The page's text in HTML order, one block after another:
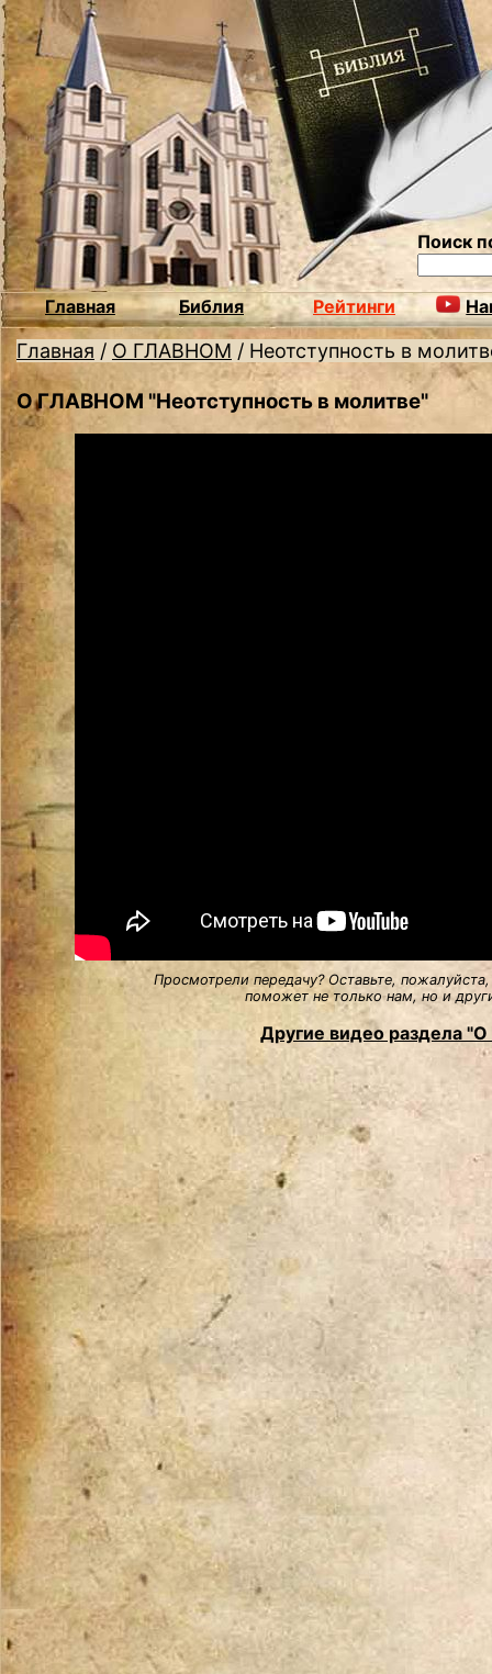
Поиск
Главная Библия Рейтинги
Главная / О ГЛАВНОМ / Неотступность в
О ГЛАВНОМ "Неотступность в молитве"
Просмотрели передачу? Оставьте,
поможет не только нам, но и
Другие видео раздела